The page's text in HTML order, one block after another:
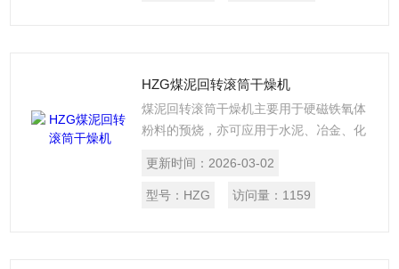
HZG煤泥回转滚筒干燥机
煤泥回转滚筒干燥机主要用于硬磁铁氧体
粉料的预烧，亦可应用于水泥、冶金、化
置、冷却管、燃油系统、电气控制、二次
进风装置、排气除尘装置和预热窑体等组
更新时间： 2026-03-02
型号： HZG 访问量： 1159